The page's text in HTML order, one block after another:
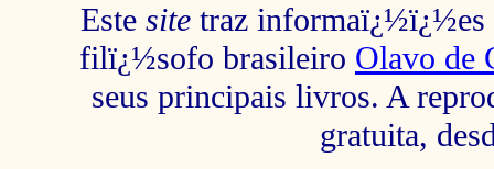
Este site traz informaï¿½ï¿½es
filï¿½sofo brasileiro Olavo de
seus principais livros. A
gratuita,